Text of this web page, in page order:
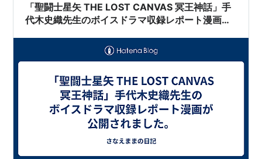
「聖闘士星矢 THE LOST CANVAS 冥王神話」手
代木史織先生のボイスドラマ収録レポート漫画が